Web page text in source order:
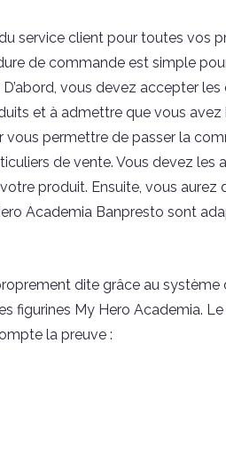
service client pour toutes vos
de commande est simple
vous devez accepter
et à admettre que vous avez
vous permettre de passer la
de vente. Vous devez les
produit. Ensuite, vous aurez
Academia Banpresto sont
dite grâce au système
figurines My Hero Academia.
la preuve :